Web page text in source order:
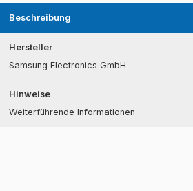
Beschreibung
Hersteller
Samsung Electronics GmbH
Hinweise
Weiterführende Informationen